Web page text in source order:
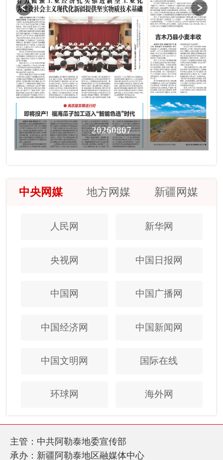
20260807
中央网媒 地方网媒 新疆网媒
人民网 新华网
央视网 中国日报网
中国网 中国广播网
中国经济网 中国新闻网
中国文明网 国际在线
环球网 海外网
主管：中共阿勒泰地委宣传部
承办：新疆阿勒泰地区融媒体中心